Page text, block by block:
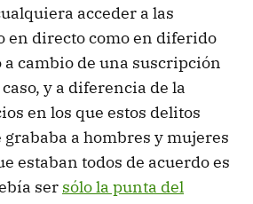
acceder a las
en directo como en diferido
cambio de una suscripción
y a diferencia de la
en los que estos delitos
a hombres y mujeres
estaban todos de acuerdo es
ser sólo la punta del